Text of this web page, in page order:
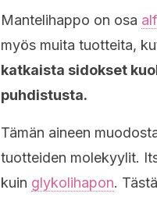
Mantelihappo on osa
myös muita tuotteita,
katkaista sidokset
puhdistusta.
Tämän aineen
tuotteiden molekyylit.
kuin glykolihapon.